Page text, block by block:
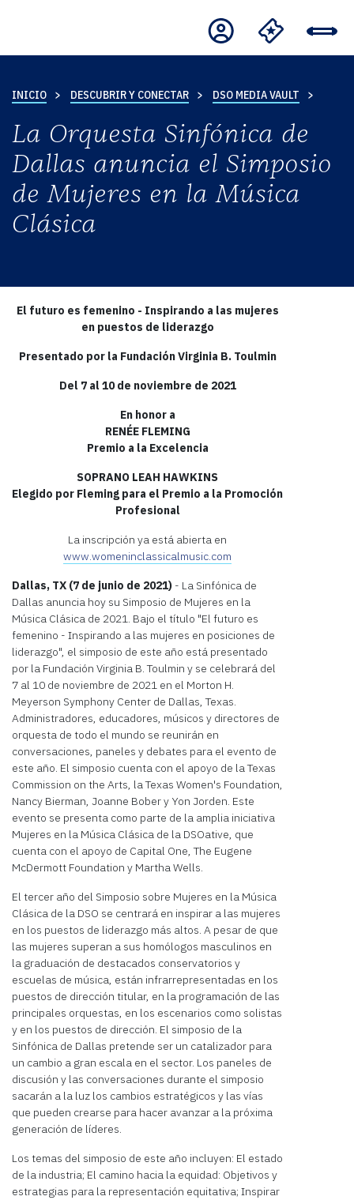
INICIO DESCUBRIR Y CONECTAR DSO MEDIA VAULT
La Orquesta Sinfónica de
Dallas anuncia el Simposio
de Mujeres en la Música
Clásica
El futuro es femenino - Inspirando a las mujeres
en puestos de liderazgo
Presentado por la Fundación Virginia B. Toulmin
Del 7 al 10 de noviembre de 2021
En honor a
RENÉE FLEMING
Premio a la Excelencia
SOPRANO LEAH HAWKINS
Elegido por Fleming para el Premio a la Promoción
Profesional
La inscripción ya está abierta en
www.womeninclassicalmusic.com
Dallas, TX (7 de junio de 2021) - La Sinfónica de
Dallas anuncia hoy su Simposio de Mujeres en la
Música Clásica de 2021. Bajo el título "El futuro es
femenino - Inspirando a las mujeres en posiciones de
liderazgo", el simposio de este año está presentado
por la Fundación Virginia B. Toulmin y se celebrará del
7 al 10 de noviembre de 2021 en el Morton H.
Meyerson Symphony Center de Dallas, Texas.
Administradores, educadores, músicos y directores de
orquesta de todo el mundo se reunirán en
conversaciones, paneles y debates para el evento de
este año. El simposio cuenta con el apoyo de la Texas
Commission on the Arts, la Texas Women's Foundation,
Nancy Bierman, Joanne Bober y Yon Jorden. Este
evento se presenta como parte de la amplia iniciativa
Mujeres en la Música Clásica de la DSOative, que
cuenta con el apoyo de Capital One, The Eugene
McDermott Foundation y Martha Wells.
El tercer año del Simposio sobre Mujeres en la Música
Clásica de la DSO se centrará en inspirar a las mujeres
en los puestos de liderazgo más altos. A pesar de que
las mujeres superan a sus homólogos masculinos en
la graduación de destacados conservatorios y
escuelas de música, están infrarrepresentadas en los
puestos de dirección titular, en la programación de las
principales orquestas, en los escenarios como solistas
y en los puestos de dirección. El simposio de la
Sinfónica de Dallas pretende ser un catalizador para
un cambio a gran escala en el sector. Los paneles de
discusión y las conversaciones durante el simposio
sacarán a la luz los cambios estratégicos y las vías
que pueden crearse para hacer avanzar a la próxima
generación de líderes.
Los temas del simposio de este año incluyen: El estado
de la industria; El camino hacia la equidad: Objetivos y
estrategias para la representación equitativa; Inspirar